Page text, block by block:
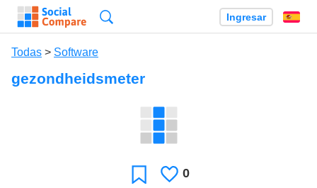
Ingresar
Todas > Software
gezondheidsmeter
Favoritos
Le
0